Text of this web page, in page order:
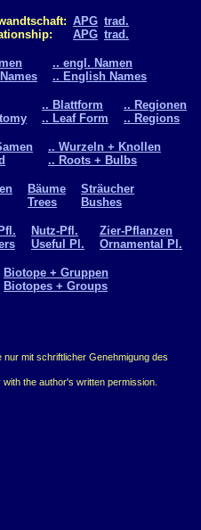
APG
APG
trad.
trad.
.. engl. Namen
.. English Names
.. Blattform
.. Leaf Form
.. Regionen
.. Regions
.. Wurzeln + Knollen
.. Roots + Bulbs
Bäume
Trees
Sträucher
Bushes
Nutz-Pfl.
Useful Pl.
Zier-Pflanzen
Ornamental Pl.
Biotope + Gruppen
Biotopes + Groups
mit schriftlicher Genehmigung des
the author's written permission.